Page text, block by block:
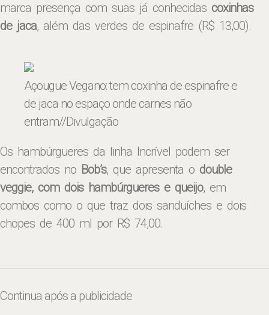
marca presença com suas já conhecidas coxinhas
de jaca, além das verdes de espinafre (R$ 13,00).
Açougue Vegano: tem coxinha de espinafre e
de jaca no espaço onde carnes não
entram//Divulgação
Os hambúrgueres da linha Incrível podem ser
encontrados no Bob’s, que apresenta o double
veggie, com dois hambúrgueres e queijo, em
combos como o que traz dois sanduíches e dois
chopes de 400 ml por R$ 74,00.
Continua após a publicidade